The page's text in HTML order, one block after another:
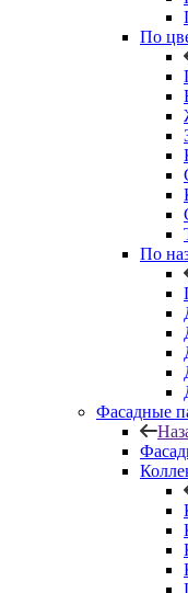
По
По
Фасадные